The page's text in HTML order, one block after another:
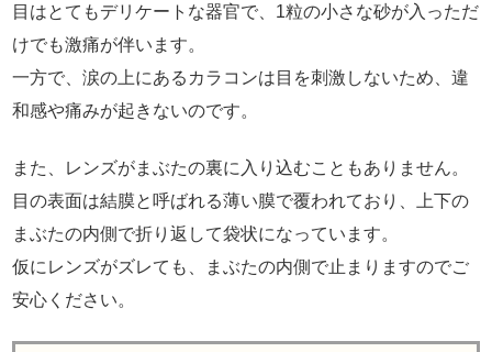
目はとてもデリケートな器官で、1粒の小さな砂が入っただ
けでも激痛が伴います。
一方で、涙の上にあるカラコンは目を刺激しないため、違
和感や痛みが起きないのです。
また、レンズがまぶたの裏に入り込むこともありません。
目の表面は結膜と呼ばれる薄い膜で覆われており、上下の
まぶたの内側で折り返して袋状になっています。
仮にレンズがズレても、まぶたの内側で止まりますのでご
安心ください。